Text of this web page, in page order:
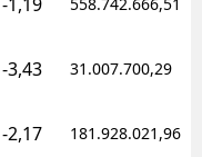
-3,43 31.007.700,29
-2,17 181.928.021,96